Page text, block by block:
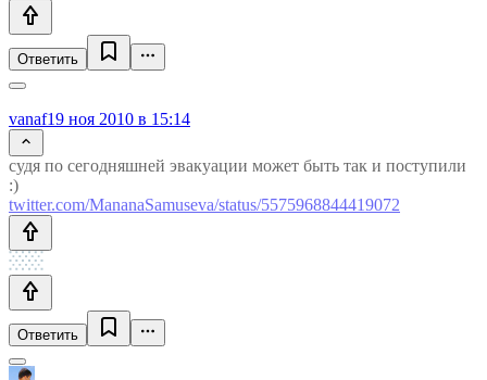
Ответить
vanaf19 ноя 2010 в 15:14
судя по сегодняшней эвакуации может быть так и поступили
:)
twitter.com/MananaSamuseva/status/5575968844419072
Ответить